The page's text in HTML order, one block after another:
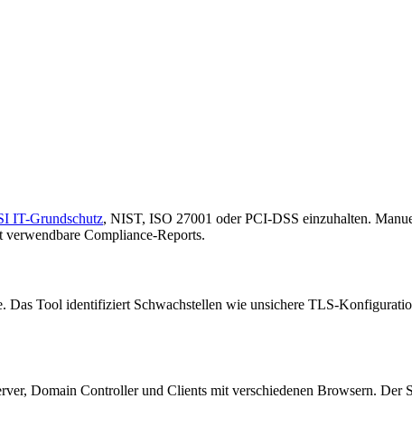
IT-Grundschutz, NIST, ISO 27001 oder PCI-DSS einzuhalten.
Compliance-Reports.
Tool identifiziert Schwachstellen wie unsichere TLS-
Domain Controller und Clients mit verschiedenen Browsern.